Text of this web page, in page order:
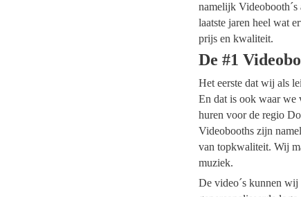
namelijk
laatste jaren heel wat
prijs en kwaliteit.
De #1
Het eerste dat wij als
En dat is ook waar we
huren voor de regio
Videobooths zijn
van topkwaliteit. Wij
muziek.
De video´s kunnen wij